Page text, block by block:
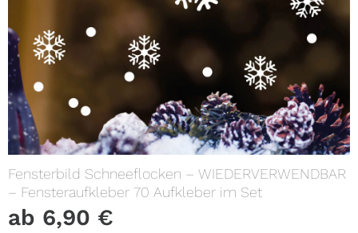
Fensterbild Schneeflocken – WIEDERVERWENDBAR
– Fensteraufkleber 70 Aufkleber im Set
ab 6,90 €